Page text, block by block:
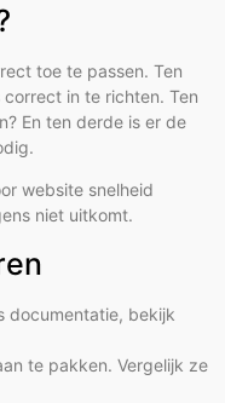
toe te passen. Ten
in te richten. Ten
En ten derde is er de
website snelheid
niet uitkomt.
documentatie, bekijk
te pakken. Vergelijk ze